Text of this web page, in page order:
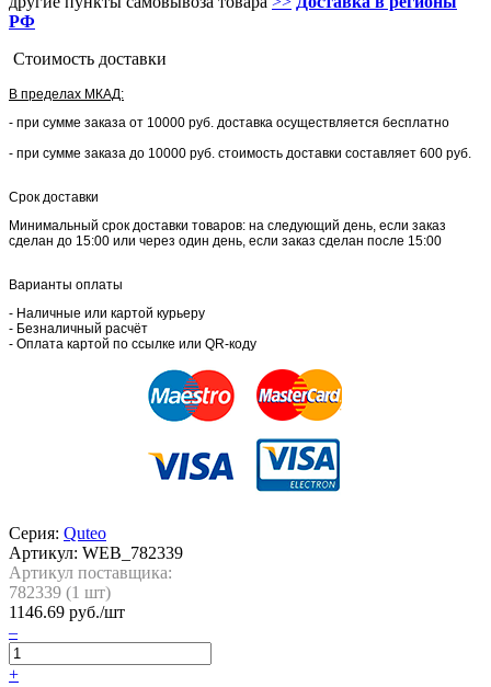
РФ
Стоимость доставки
В пределах МКАД:
- при сумме заказа от 10000 руб. доставка осуществляется бесплатно
- при сумме заказа до 10000 руб. стоимость доставки составляет 600 руб.
Срок доставки
Минимальный срок доставки товаров: на следующий день, если заказ
сделан до 15:00 или через один день, если заказ сделан после 15:00
Варианты оплаты
- Наличные или картой курьеру
- Безналичный расчёт
- Оплата картой по ссылке или QR-коду
Серия: Quteo
Артикул: WEB_782339
Артикул поставщика:
782339 (1 шт)
1146.69 руб./шт
–
+